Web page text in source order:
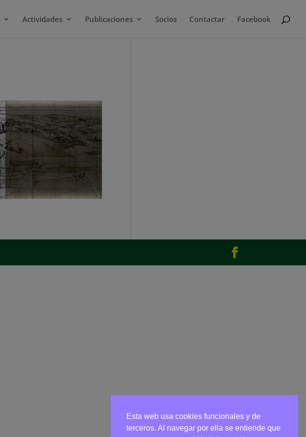
Actividades Publicaciones Socios Contactar Facebook
Esta web usa cookies funcionales y de
terceros. Al navegar por ella se entiende que